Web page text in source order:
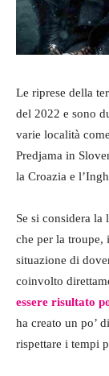
Le riprese della
del 2022 e sono
varie località
Predjama in
la Croazia e
Se si considera la
che per la troupe,
situazione di
coinvolto
essere risultato
ha creato un po’
rispettare i tempi